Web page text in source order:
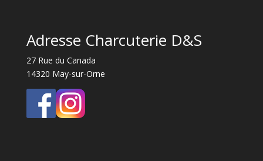
Adresse Charcuterie D&S
27 Rue du Canada
14320 May-sur-Orne